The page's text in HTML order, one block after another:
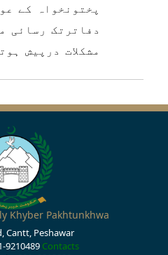
پختونخواہ کے
دفاترتک رسائی
مشکلات درپیش
Khyber Pakhtunkhwa
Cantt, Peshawar
9210489 Contacts